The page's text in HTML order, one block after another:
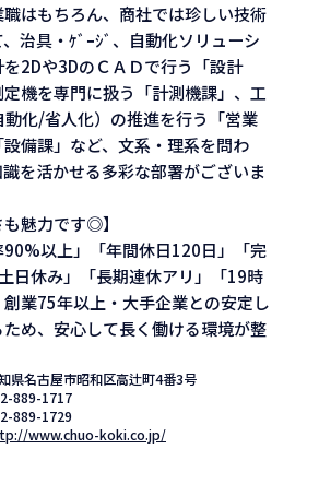
職はもちろん、商社では珍しい技術
治具・ｹﾞｰｼﾞ、自動化ソリューシ
を2Dや3DのＣＡＤで行う「設計
機を専門に扱う「計測機課」、工
動化/省人化）の推進を行う「営業
備課」など、文系・理系を問わ
を活かせる多彩な部署がございま
も魅力です◎】
90%以上」「年間休日120日」「完
日休み」「長期連休アリ」「19時
業75年以上・大手企業との安定し
め、安心して長く働ける環境が整
県名古屋市昭和区高辻町4番3号
889-1717
889-1729
www.chuo-koki.co.jp/